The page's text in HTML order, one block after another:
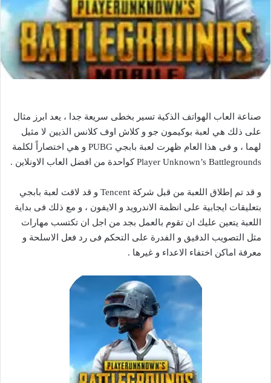
صناعة العاب الهواتف الذكية تسير بخطى سريعة جدا ، يعد ابرز مثال
على ذلك هي لعبة بوكيمون جو و كلاش اوف كلانس الذيين لا مثيل
لهما ، و فى هذا العام ظهرت لعبة بابجي PUBG و هي اختصاراً لكلمة
Player Unknown’s Battlegrounds كواحدة من افضل العاب الاونلاين .
و قد تم إطلاق اللعبة من قبل شركة Tencent و قد لاقت لعبة بابجي
بتعليقات ايجابية على انظمة الاندرويد و الايفون ، و مع ذلك فى بداية
اللعبة يتعين عليك ان تقوم بالعمل بجد من اجل ان تكتسب مهارات
مثل التصويب الدقيق و الفدرة على التحكم فى رد فعل الاسلحة و
معرفة اماكن اختفاء الاعداء و غيرها .